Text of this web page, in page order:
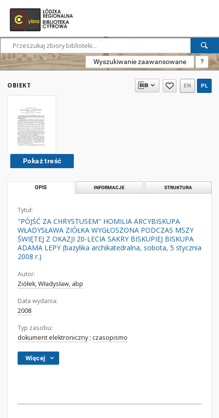
Wyszukiwanie zaawansowane ?
OBIEKT EN PL
Pokaż treść
OPIS INFORMACJE STRUKTURA
Tytuł:
"PÓJŚĆ ZA CHRYSTUSEM" HOMILIA ARCYBISKUPA
WŁADYSŁAWA ZIÓŁKA WYGŁOSZONA PODCZAS MSZY
ŚWIĘTEJ Z OKAZJI 20-LECIA SAKRY BISKUPIEJ BISKUPA
ADAMA LEPY (bazylika archikatedralna, sobota, 5 stycznia
2008 r.)
Autor:
Ziółek, Władysław, abp
Data wydania:
2008
Typ zasobu:
dokument elektroniczny; czasopismo
Więcej